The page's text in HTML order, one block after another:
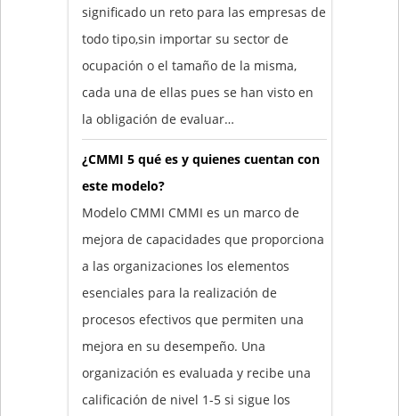
significado un reto para las empresas de
todo tipo,sin importar su sector de
ocupación o el tamaño de la misma,
cada una de ellas pues se han visto en
la obligación de evaluar…
¿CMMI 5 qué es y quienes cuentan con
este modelo?
Modelo CMMI CMMI es un marco de
mejora de capacidades que proporciona
a las organizaciones los elementos
esenciales para la realización de
procesos efectivos que permiten una
mejora en su desempeño. Una
organización es evaluada y recibe una
calificación de nivel 1-5 si sigue los